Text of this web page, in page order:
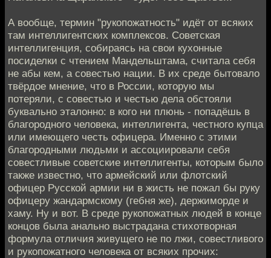
А вообще, термин "рукопожатность" идёт от всяких
там интеллигентских комплексов. Советская
интеллигенция, собираясь на свои кухонные
посиделки с чтением Мандельштама, считала себя
не абы кем, а совестью нации. В их среде бытовало
твёрдое мнение, что в России, которую мы
потеряли, с совестью и честью дела обстояли
буквально эталонно: в кого ни плюнь - попадёшь в
благородного человека, интеллигента, честного купца
или имеющего честь офицера. Именно с этими
благородными людьми и ассоциировали себя
совестливые советские интеллигенты, которым было
также известно, что армейский или флотский
офицер Русской армии ни в жисть не пожал бы руку
офицеру жандармскому (гебня же), держиморде и
хаму. Ну и вот. В среде рукопожатных людей в конце
концов была анально выстрадана стихотворная
формула отличия живущего не по лжи, совестливого
и рукопожатного человека от всяких прочих: